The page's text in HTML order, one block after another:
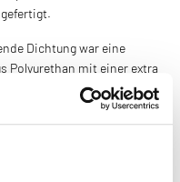
Dichtung war eine
Polyurethan mit einer extra
Durchmesser abdichten
basierte auf
Ring mit drei
rotiert.